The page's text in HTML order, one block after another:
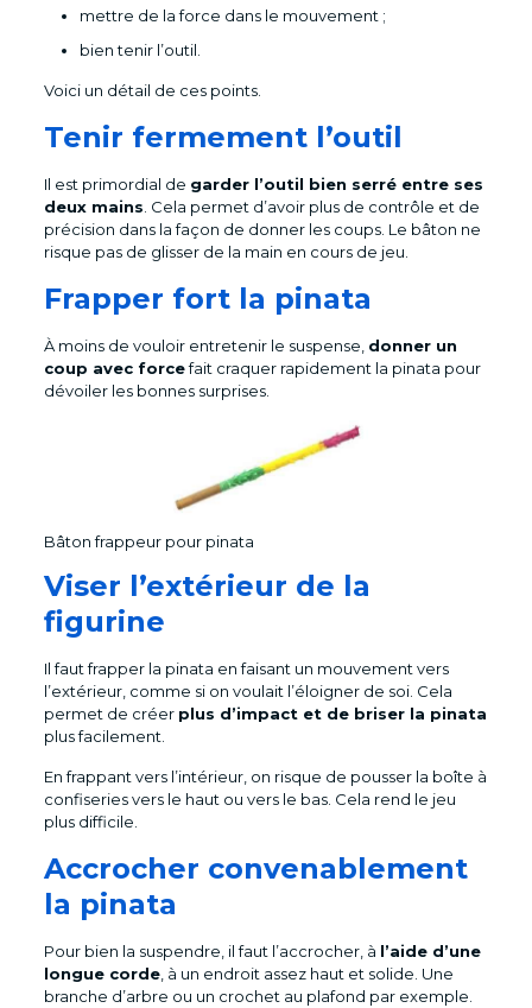
mettre de la force dans le mouvement ;
bien tenir l’outil.
Voici un détail de ces points.
Tenir fermement l’outil
Il est primordial de garder l’outil bien serré entre ses
deux mains . Cela permet d’avoir plus de contrôle et de
précision dans la façon de donner les coups. Le bâton ne
risque pas de glisser de la main en cours de jeu.
Frapper fort la pinata
À moins de vouloir entretenir le suspense, donner un
coup avec forcefait craquer rapidement la pinata pour
dévoiler les bonnes surprises.
Bâton frappeur pour pinata
Viser l’extérieur de la
figurine
Il faut frapper la pinata en faisant un mouvement vers
l’extérieur, comme si on voulait l’éloigner de soi. Cela
permet de créer plus d’impact et de briser la pinata
plus facilement.
En frappant vers l’intérieur, on risque de pousser la boîte à
confiseries vers le haut ou vers le bas. Cela rend le jeu
plus difficile.
Accrocher convenablement
la pinata
Pour bien la suspendre, il faut l’accrocher, à l’aide d’une
longue corde, à un endroit assez haut et solide. Une
branche d’arbre ou un crochet au plafond par exemple.